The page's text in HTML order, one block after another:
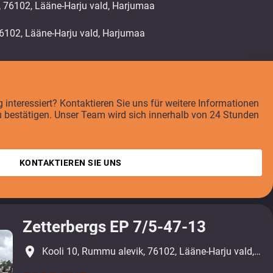
Lääne-Harju vald, Harjumaa
interessiert? Kontaktieren Sie uns für weitere Informationen
Unser Team wird sich innerhalb von 24 Stunden
KONTAKTIEREN SIE UNS
Zetterbergs EP 7/5-47-13
place Kooli 10, Rummu alevik, 76102, Lääne-Harju vald, Harjumaa